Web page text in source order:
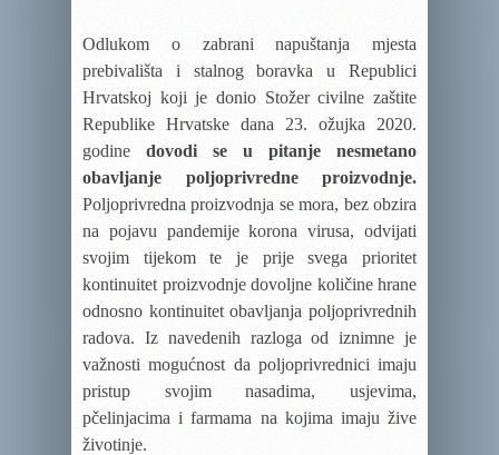
Odlukom o zabrani napuštanja mjesta
prebivališta i stalnog boravka u Republici
Hrvatskoj koji je donio Stožer civilne zaštite
Republike Hrvatske dana 23. ožujka 2020.
godine dovodi se u pitanje nesmetano
obavljanje poljoprivredne proizvodnje.
Poljoprivredna proizvodnja se mora, bez obzira
na pojavu pandemije korona virusa, odvijati
svojim tijekom te je prije svega prioritet
kontinuitet proizvodnje dovoljne količine hrane
odnosno kontinuitet obavljanja poljoprivrednih
radova. Iz navedenih razloga od iznimne je
važnosti mogućnost da poljoprivrednici imaju
pristup svojim nasadima, usjevima,
pčelinjacima i farmama na kojima imaju žive
životinje.